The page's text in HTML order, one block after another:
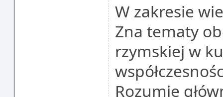
W zakresie
Zna tematy
rzymskiej w
Rozumie